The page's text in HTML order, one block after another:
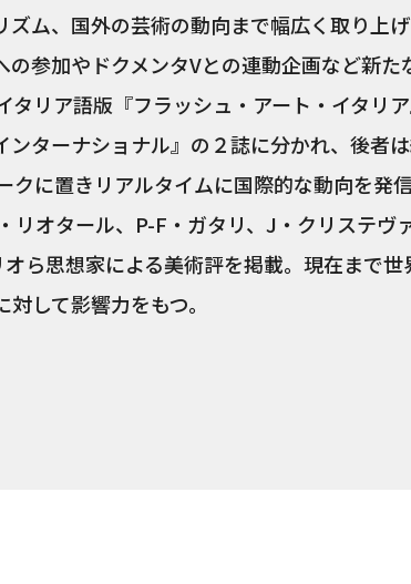
ズム、国外の芸術の動向まで幅広く取り上
参加やドクメンタVとの連動企画など新た
タリア語版『フラッシュ・アート・イタリ
ンターナショナル』の２誌に分かれ、後者
クに置きリアルタイムに国際的な動向を発
リオタール、P-F・ガタリ、J・クリステヴ
ら思想家による美術評を掲載。現在まで世
して影響力をもつ。